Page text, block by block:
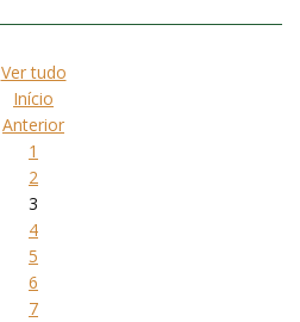
Ver tudo
Início
Anterior
1
2
3
4
5
6
7